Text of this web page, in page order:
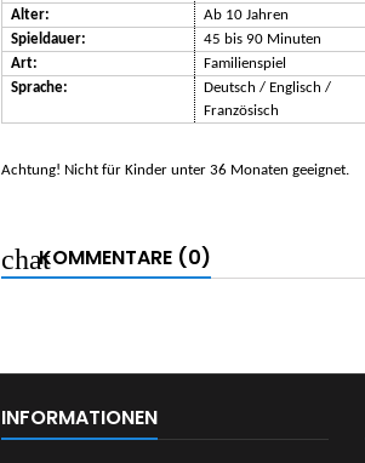
Alter:
Ab 10 Jahren
Spieldauer:
45 bis 90 Minuten
Art:
Familienspiel
Sprache:
Deutsch / Englisch /
Französisch
Achtung! Nicht für Kinder unter 36 Monaten geeignet.
KOMMENTARE (0)
INFORMATIONEN